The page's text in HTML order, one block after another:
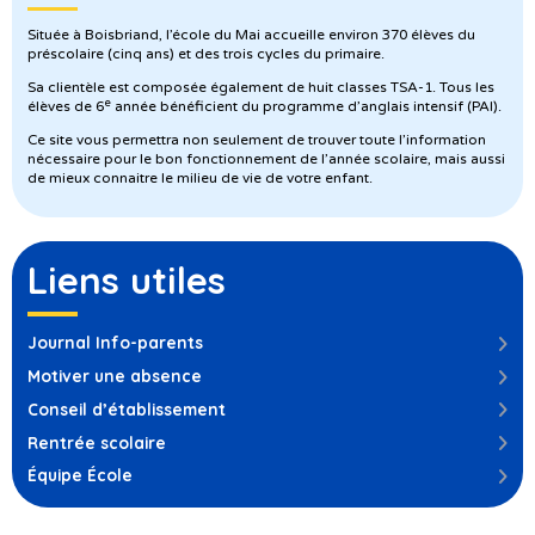
Située à Boisbriand, l’école du Mai accueille environ 370 élèves du
préscolaire (cinq ans) et des trois cycles du primaire.
Sa clientèle est composée également de huit classes TSA-1. Tous les
élèves de 6eannée bénéficient du programme d’anglais intensif (PAI).
Ce site vous permettra non seulement de trouver toute l’information
nécessaire pour le bon fonctionnement de l’année scolaire, mais aussi
de mieux connaitre le milieu de vie de votre enfant.
Liens utiles
Journal Info-parents
Motiver une absence
Conseil d’établissement
Rentrée scolaire
Équipe École